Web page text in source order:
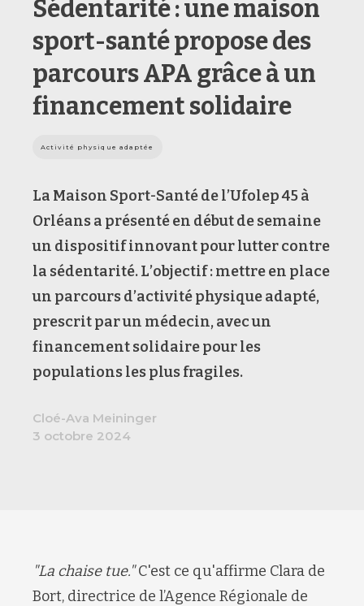
Sédentarité : une maison
sport-santé propose des
parcours APA grâce à un
financement solidaire
Activité physique adaptée
La Maison Sport-Santé de l’Ufolep 45 à
Orléans a présenté en début de semaine
un dispositif innovant pour lutter contre
la sédentarité. L’objectif : mettre en place
un parcours d’activité physique adapté,
prescrit par un médecin, avec un
financement solidaire pour les
populations les plus fragiles.
Cloé-Ava Meininger
3 octobre 2024
"La chaise tue."C'est ce qu'affirme Clara de
Bort, directrice de l’Agence Régionale de